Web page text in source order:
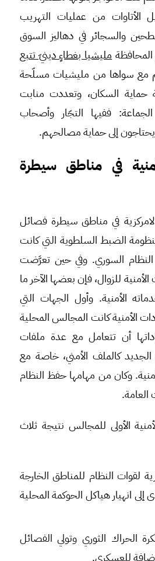
الأتاوات من عمليات التهريب
والسجائر في دهاليز السوق
مليشيا بغطاءٍ دينيّ تتبع
مع سواها من مليشيات مسلّحة
حماية السكان، وتعددت منابت
ففيها التجّار وأصحاب
إلى حماية مصالحهم.
في مناطق سيطرة
في مناطق سيطرة فصائل
الضبط السلطوية التي كانت
النظام السوري. وفي حين تعرَّضت
للزوال، فإن بعضها الآخر ما
الأمنية. وأول الجهات التي
الأمنية كانت المجالس المحلية
أن تتعامل مع عدة ملفات
الجديد كالملف الأمني، خاصة مع
وكان من مهامها حفظ النظام
العامة.
الأولى للمجالس نتيجة ثلاث
لقوات النظام للمناطق الخارجة
انهيار هياكل الحوكمة المحلية
الحراك الثوري وتولي الفصائل
إضافة للعسكري.